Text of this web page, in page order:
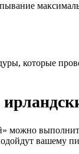
которые
можно
вашему